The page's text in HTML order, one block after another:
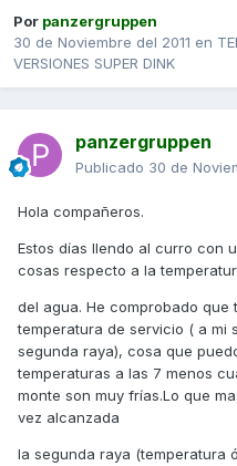
Por panzergruppen
30 de Noviembre del 2011 en
VERSIONES SUPER DINK
panzergruppen
Publicado 30 de
Hola compañeros.
Estos días llendo al curro con
cosas respecto a la
del agua. He comprobado que
temperatura de servicio ( a mi
segunda raya), cosa que
temperaturas a las 7 menos
monte son muy frías.Lo que
vez alcanzada
la segunda raya (temperatura